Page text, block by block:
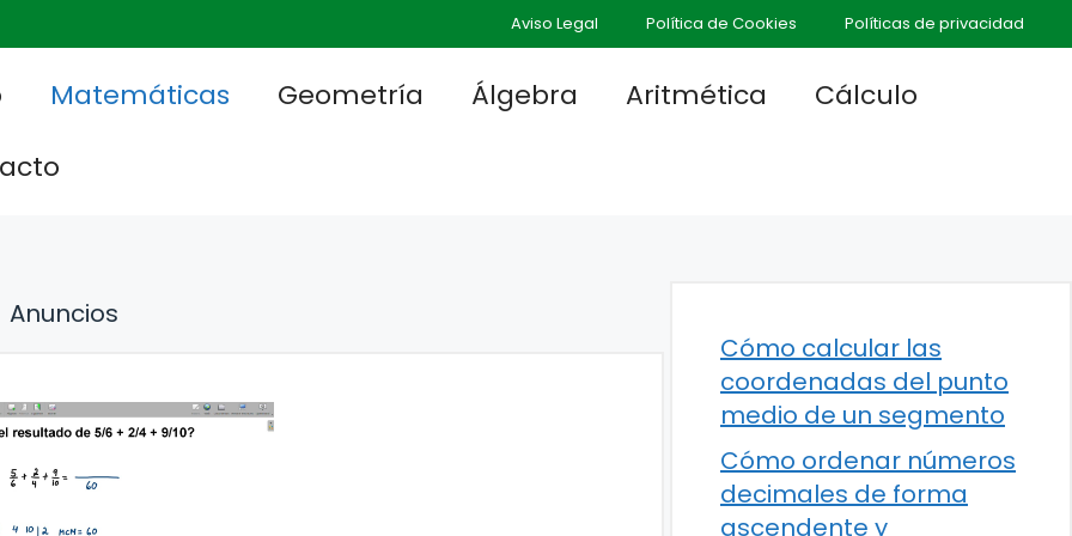
Aviso Legal Política de Cookies Políticas de privacidad
Matemáticas Geometría Álgebra Aritmética
Cálculo
Anuncios
Cómo calcular las
coordenadas del punto
medio de un segmento
Cómo ordenar números
decimales de forma
ascendente y